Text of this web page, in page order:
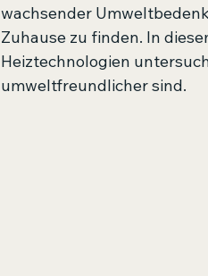
wachsender
Zuhause zu finden. In
Heiztechnologien
umweltfreundlicher sind.